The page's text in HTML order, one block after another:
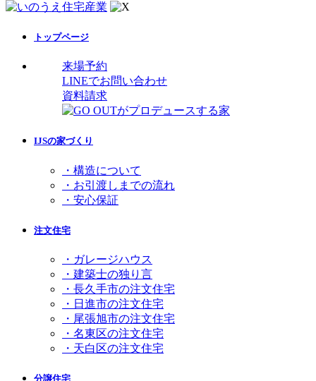
トップページ
来場予約
LINEでお問い合わせ
資料請求
IJSの家づくり
・構造について
・お引渡しまでの流れ
・安心保証
注文住宅
・ガレージハウス
・建築士の独り言
・長久手市の注文住宅
・日進市の注文住宅
・尾張旭市の注文住宅
・名東区の注文住宅
・天白区の注文住宅
分譲住宅